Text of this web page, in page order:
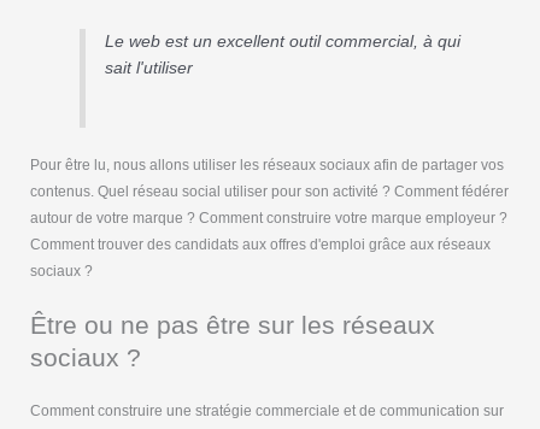
Le web est un excellent outil commercial, à qui
sait l'utiliser
Pour être lu, nous allons utiliser les réseaux sociaux afin de partager vos
contenus. Quel réseau social utiliser pour son activité ? Comment fédérer
autour de votre marque ? Comment construire votre marque employeur ?
Comment trouver des candidats aux offres d'emploi grâce aux réseaux
sociaux ?
Être ou ne pas être sur les réseaux
sociaux ?
Comment construire une stratégie commerciale et de communication sur